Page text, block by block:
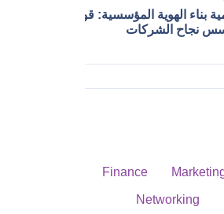
بناء الهوية المؤسسية: قواعد
نجاح الشركات
Finance
Networking